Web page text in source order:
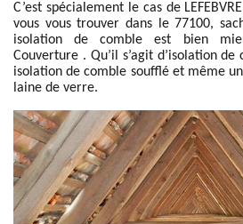
C’est spécialement le cas de
vous vous trouver dans le 77100,
isolation de comble est bien
Couverture . Qu’il s’agit d’isolation
isolation de comble soufflé et même
laine de verre.